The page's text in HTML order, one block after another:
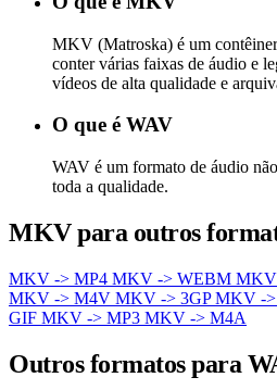
MKV (Matroska) é um
conter várias faixas de áudio e
vídeos de alta qualidade e
O que é WAV
WAV é um formato de áudio
toda a qualidade.
MKV para outros
MKV -> MP4 MKV -> WEBM
MKV -> M4V MKV -> 3GPMKV -
GIF MKV -> MP3 MKV -> M4A
Outros formatos para